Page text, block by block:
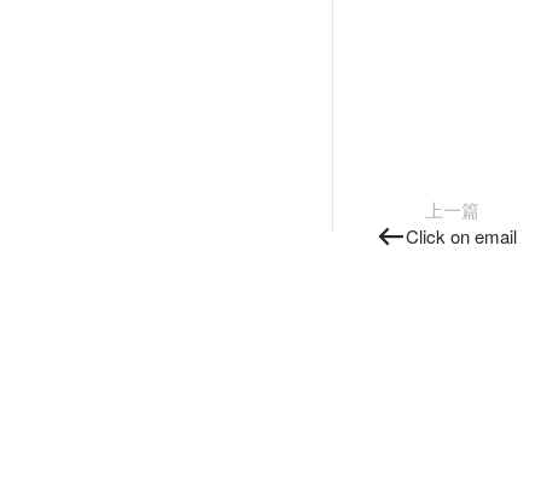
上一篇
Click on email